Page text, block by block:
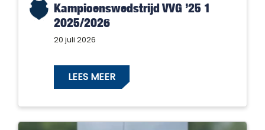
Kampioenswedstrijd VVG ’25 1
2025/2026
20 juli 2026
LEES MEER